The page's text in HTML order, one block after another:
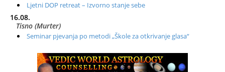
Ljetni DOP retreat – Izvorno stanje sebe
16.08.
Tisno (Murter)
Seminar pjevanja po metodi „Škole za otkrivanje glasa“
Radionica: Pomagači iz drugih dimenzija Online – otvoreno za